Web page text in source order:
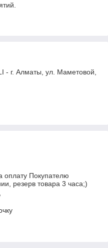
- г. Алматы, ул. Маметовой,
оплату Покупателю
резерв товара 3 часа;)